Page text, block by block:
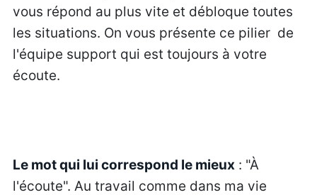
vous répond au plus vite et débloque toutes
les situations. On vous présente ce pilier de
l'équipe support qui est toujours à votre
écoute.
Le mot qui lui correspond le mieux : "À
l'écoute". Au travail comme dans ma vie